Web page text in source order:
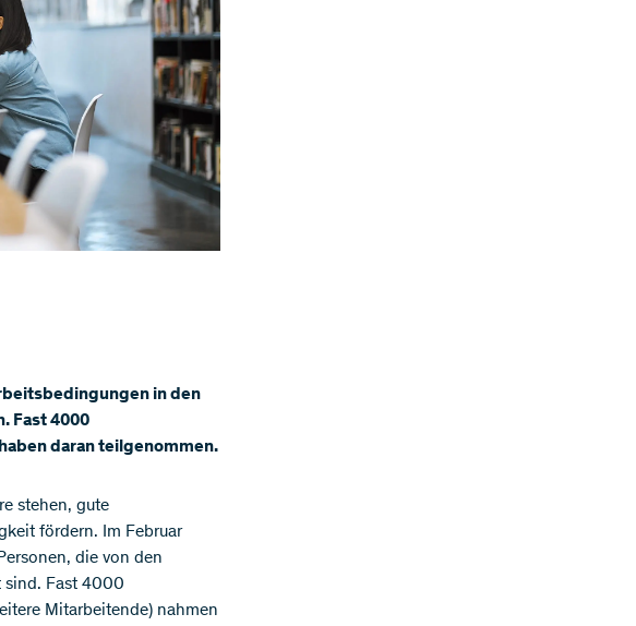
in den
Fast 4000
daran teilgenommen.
stehen, gute
fördern. Im Februar
die von den
sind. Fast 4000
Mitarbeitende) nahmen